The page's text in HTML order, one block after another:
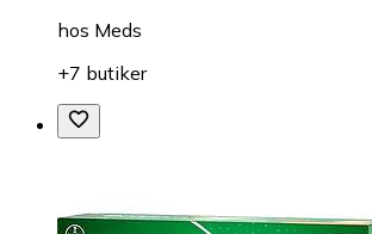
hos Meds
+7 butiker